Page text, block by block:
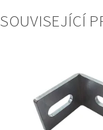
SOUVISEJÍCÍ